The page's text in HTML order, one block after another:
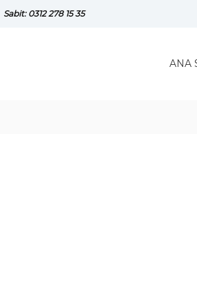
Sabit: 0312 278 15 35
ANA